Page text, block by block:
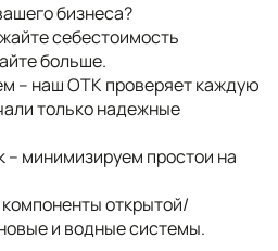
бизнеса?
себестоимость
больше.
– наш ОТК проверяет каждую
только надежные
– минимизируем простои на
открытой/
и водные системы.